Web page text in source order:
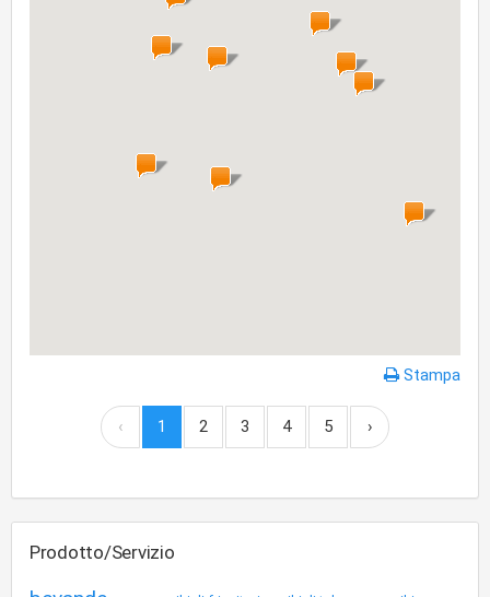
Stampa
‹ 1 2 3 4 5 ›
Prodotto/Servizio